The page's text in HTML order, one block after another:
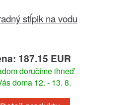
stĺpik na vodu
187.15 EUR
doručíme ihneď
doma 12. - 13. 8.